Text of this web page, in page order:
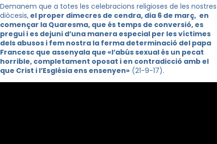
Demanem que a totes les celebracions religioses de les nostres
diòcesis, el proper dimecres de cendra, dia 6 de març, en
començar la Quaresma, que és temps de conversió, es
pregui i es dejuni d’una manera especial per les víctimes
dels abusos i fem nostra la ferma determinació del papa
Francesc que assenyala que «l’abús sexual és un pecat
horrible, completament oposat i en contradicció amb el
que Crist i l’Església ens ensenyen» (21-9-17).